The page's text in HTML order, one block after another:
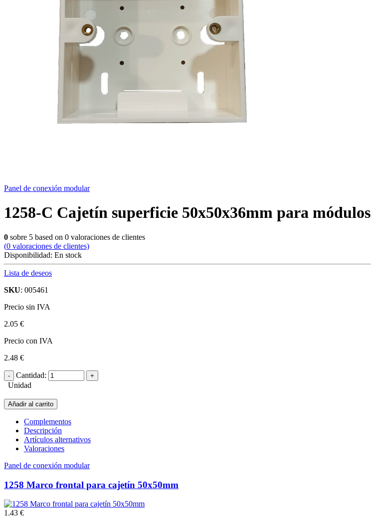
Panel de conexión modular
1258-C Cajetín superficie 50x50x36mm para módulos
0 sobre 5 based on 0 valoraciones de clientes
(0 valoraciones de clientes)
Disponibilidad: En stock
Lista de deseos
SKU: 005461
Precio sin IVA
2.05 €
Precio con IVA
2.48 €
Cantidad:
Unidad
Añadir al carrito
Complementos
Descripción
Artículos alternativos
Valoraciones
Panel de conexión modular
1258 Marco frontal para cajetín 50x50mm
1.43 €